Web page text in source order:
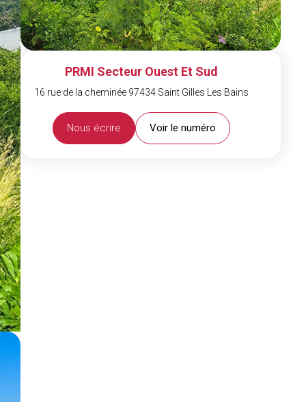
PRMI Secteur Ouest Et Sud
16 rue de la cheminée 97434 Saint Gilles Les Bains
Nous écrire Voir le numéro